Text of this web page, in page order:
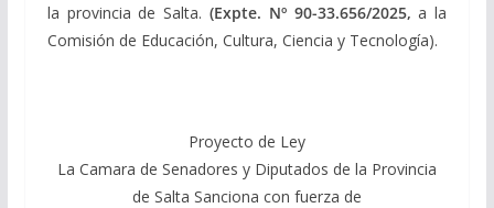
la provincia de Salta. (Expte. Nº 90-33.656/2025,a la
Comisión de Educación, Cultura, Ciencia y Tecnología).
Proyecto de Ley
La Camara de Senadores y Diputados de la Provincia
de Salta Sanciona con fuerza de